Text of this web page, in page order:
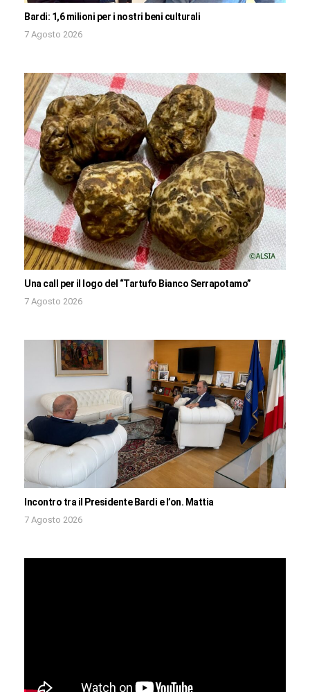
Bardi: 1,6 milioni per i nostri beni culturali
7 Agosto 2026
Una call per il logo del “Tartufo Bianco Serrapotamo”
7 Agosto 2026
Incontro tra il Presidente Bardi e l’on. Mattia
7 Agosto 2026